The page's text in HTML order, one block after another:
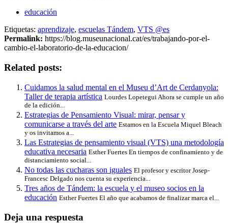
educación
Etiquetas: aprendizaje, escuelas Tándem, VTS @es
Permalink: https://blog.museunacional.cat/es/trabajando-por-el-
cambio-el-laboratorio-de-la-educacion/
Related posts:
Cuidamos la salud mental en el Museu d’Art de Cerdanyola:
Taller de terapia artística Lourdes Lopetegui Ahora se cumple un año
de la edición...
Estrategias de Pensamiento Visual: mirar, pensar y
comunicarse a través del arte Estamos en la Escuela Miquel Bleach
y os invitamos a...
Las Estrategias de pensamiento visual (VTS) una metodología
educativa necesaria Esther Fuertes En tiempos de confinamiento y de
distanciamiento social...
No todas las cucharas son iguales El profesor y escritor Josep-
Francesc Delgado nos cuenta su experiencia...
Tres años de Tándem: la escuela y el museo socios en la
educación Esther Fuertes El año que acabamos de finalizar marca el...
Deja una respuesta